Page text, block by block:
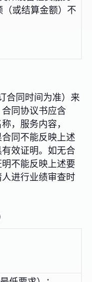
或结算金额）不
合同时间为准）来
同协议书应含
，服务内容，
同不能反映上述
效证明。如无合
不能反映上述要
进行业绩审查时